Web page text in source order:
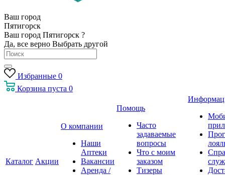
Ваш город
Пятигорск
Ваш город Пятигорск ?
Да, все верно Выбрать другой
Избранные 0
Корзина пуста 0
Каталог Акции
О компании
Наши
Аптеки
Вакансии
Аренда /
Помощь
Часто
задаваемые
вопросы
Что с моим
заказом
Тизеры